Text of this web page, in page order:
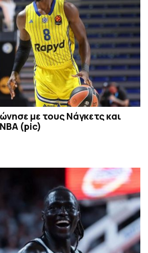
με τους Νάγκετς και
(pic)